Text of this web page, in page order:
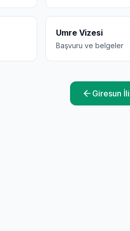
Umre Vizesi
Başvuru ve belgeler
Giresun